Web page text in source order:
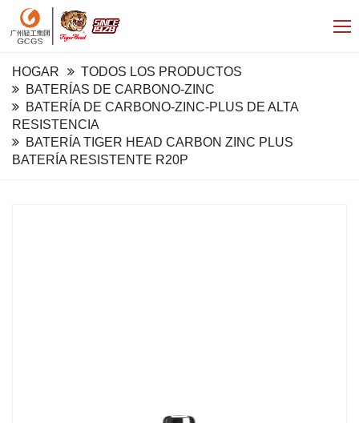
HOGAR
TODOS LOS PRODUCTOS
BATERÍAS DE CARBONO-ZINC
BATERÍA DE CARBONO-ZINC-PLUS DE ALTA
RESISTENCIA
BATERÍA TIGER HEAD CARBON ZINC PLUS
BATERÍA RESISTENTE R20P